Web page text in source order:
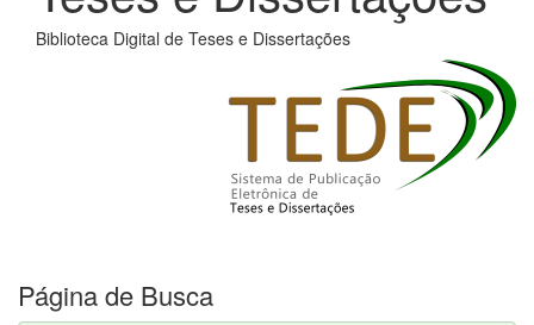
Biblioteca Digital de Teses e Dissertações
Página de Busca